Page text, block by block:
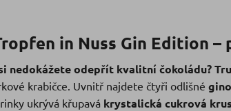
in Nuss Gin Edition
nedokážete odepřít kvalitní čokoládu?
krabičce. Uvnitř najdete čtyři odlišné
ukrývá křupavá krystalická cukrová